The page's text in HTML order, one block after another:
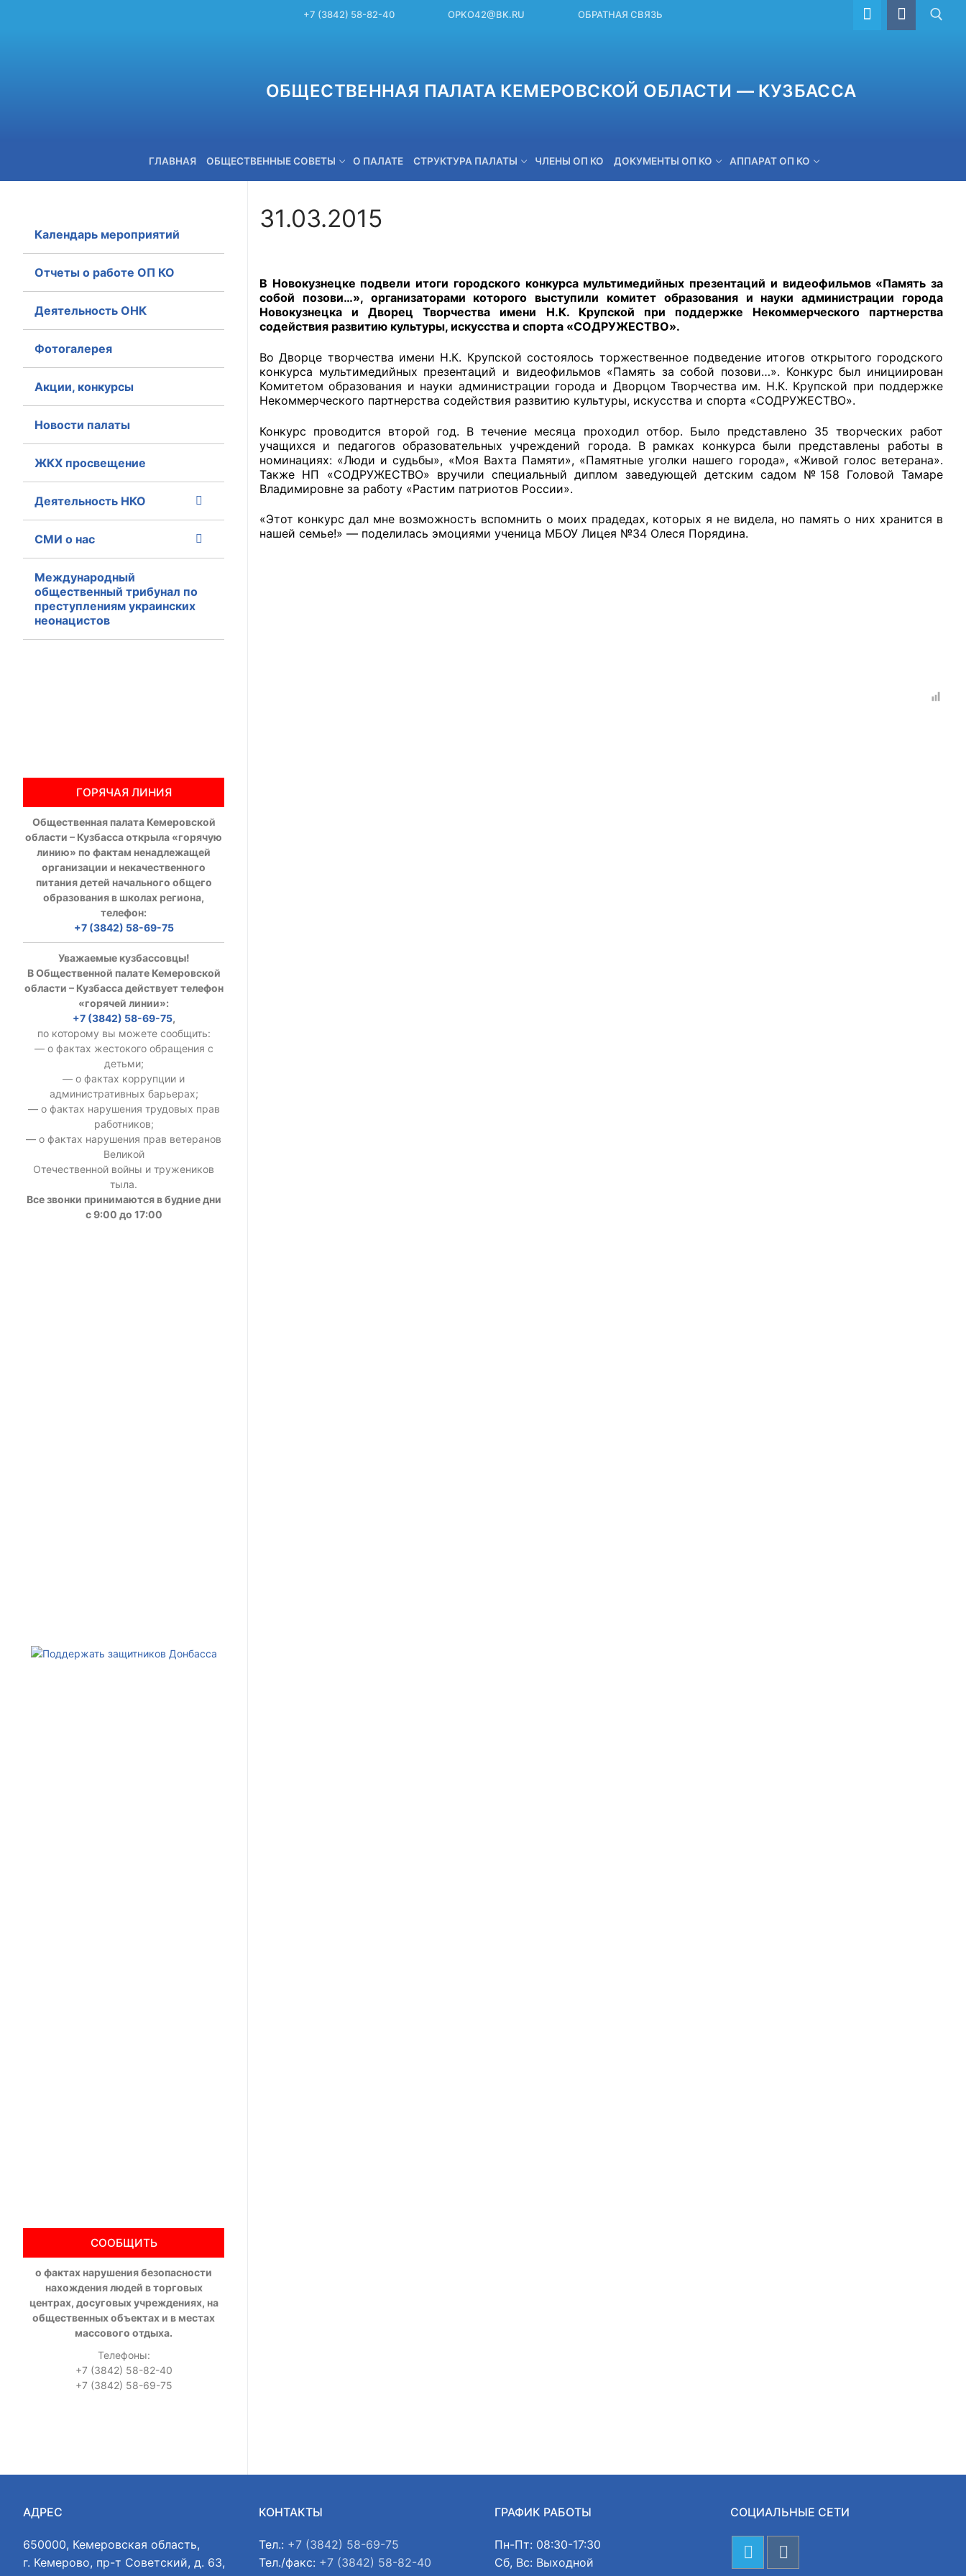
+7 (3842) 58-82-40 OPKO42@BK.RU ОБРАТНАЯ СВЯЗЬ
ОБЩЕСТВЕННАЯ ПАЛАТА КЕМЕРОВСКОЙ ОБЛАСТИ — КУЗБАССА
ГЛАВНАЯ ОБЩЕСТВЕННЫЕ СОВЕТЫ О ПАЛАТЕ СТРУКТУРА ПАЛАТЫ ЧЛЕНЫ ОП КО ДОКУМЕНТЫ ОП КО АППАРАТ ОП КО
Главная
Общественные советы
исполнительной власти
Общественные советы по проведению независимой оценки качества условий
оказания услуг
О Палате
31.03.2015
В Новокузнецке подвели итоги городского конкурса мультимедийных презентаций и видеофильмов «Память за
собой позови…», организаторами которого выступили комитет образования и науки администрации города
Новокузнецка и Дворец Творчества имени Н.К. Крупской при поддержке Некоммерческого партнерства
содействия развитию культуры, искусства и спорта «СОДРУЖЕСТВО».
Во Дворце творчества имени Н.К. Крупской состоялось торжественное подведение итогов открытого городского
конкурса мультимедийных презентаций и видеофильмов «Память за собой позови…». Конкурс был инициирован
Комитетом образования и науки администрации города и Дворцом Творчества им. Н.К. Крупской при поддержке
Некоммерческого партнерства содействия развитию культуры, искусства и спорта «СОДРУЖЕСТВО».
Конкурс проводится второй год. В течение месяца проходил отбор. Было представлено 35 творческих работ
учащихся и педагогов образовательных учреждений города. В рамках конкурса были представлены работы в
номинациях: «Люди и судьбы», «Моя Вахта Памяти», «Памятные уголки нашего города», «Живой голос ветерана».
Также НП «СОДРУЖЕСТВО» вручили специальный диплом заведующей детским садом №158 Головой Тамаре
Владимировне за работу «Растим патриотов России».
«Этот конкурс дал мне возможность вспомнить о моих прадедах, которых я не видела, но память о них хранится в
нашей семье!» — поделилась эмоциями ученица МБОУ Лицея №34 Олеся Порядина.
Календарь мероприятий
Отчеты о работе ОП КО
Деятельность ОНК
Фотогалерея
Акции, конкурсы
Новости палаты
ЖКХ просвещение
Деятельность НКО
СМИ о нас
Международный
общественный трибунал по
преступлениям украинских
неонацистов
ГОРЯЧАЯ ЛИНИЯ
Общественная палата Кемеровской
области – Кузбасса открыла «горячую
линию» по фактам ненадлежащей
организации и некачественного
питания детей начального общего
образования в школах региона,
телефон:
+7 (3842) 58-69-75
Уважаемые кузбассовцы!
В Общественной палате Кемеровской
области – Кузбасса действует телефон
«горячей линии»:
+7 (3842) 58-69-75,
по которому вы можете сообщить:
— о фактах жестокого обращения с
детьми;
— о фактах коррупции и
административных барьерах;
— о фактах нарушения трудовых прав
работников;
— о фактах нарушения прав ветеранов
Великой
Отечественной войны и тружеников
тыла.
Все звонки принимаются в будние дни
с 9:00 до 17:00
СООБЩИТЬ
о фактах нарушения безопасности
нахождения людей в торговых
центрах, досуговых учреждениях, на
общественных объектах и в местах
массового отдыха.
Телефоны:
+7 (3842) 58-82-40
+7 (3842) 58-69-75
АДРЕС
650000, Кемеровская область,
г. Кемерово, пр-т Советский, д. 63,
КОНТАКТЫ
Тел.: +7 (3842) 58-69-75
Тел./факс: +7 (3842) 58-82-40
ГРАФИК РАБОТЫ
Пн-Пт: 08:30-17:30
Сб, Вс: Выходной
СОЦИАЛЬНЫЕ СЕТИ